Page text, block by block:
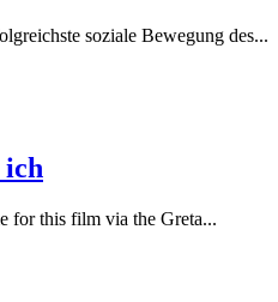
soziale Bewegung des...
ich
for this film via the Greta...